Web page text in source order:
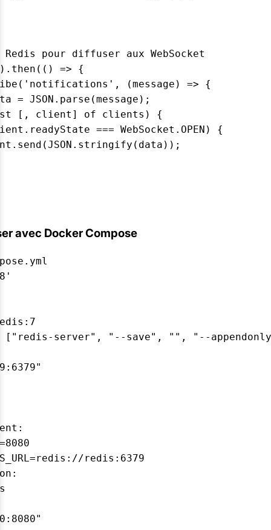
pour diffuser aux WebSocket
=> {
(message) => {
= JSON.parse(message);
[, client] of clients) {
=== WebSocket.OPEN) {
avec Docker Compose
["redis-server", "--save", "", "--
redis:6379